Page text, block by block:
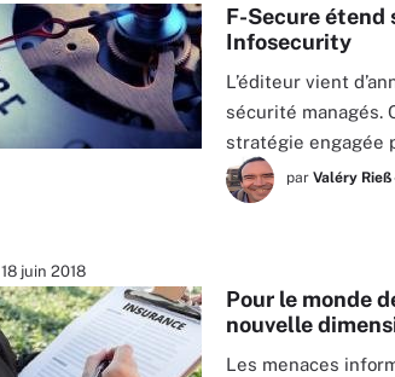
F-Secure étend
Infosecurity
L’éditeur vient
sécurité managés.
stratégie engagée
par Valéry
18 juin 2018
Pour le monde
nouvelle
Les menaces